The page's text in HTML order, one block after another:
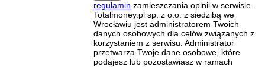
regulamin zamieszczania opinii w serwisie.
Totalmoney.pl sp. z o.o. z siedzibą we
Wrocławiu jest administratorem Twoich
danych osobowych dla celów związanych z
korzystaniem z serwisu. Administrator
przetwarza Twoje dane osobowe, które
podajesz lub pozostawiasz w ramach